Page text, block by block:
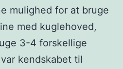
mulighed for at bruge
med kuglehoved,
3-4 forskellige
kendskabet til